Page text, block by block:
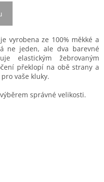
vyrobena ze 100% měkké a
ne jeden, ale dva barevné
elastickým žebrovaným
překlopí na obě strany a
vaše kluky.
správné velikosti.